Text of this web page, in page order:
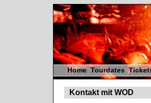
Home Tourdates
Kontakt mit WOD